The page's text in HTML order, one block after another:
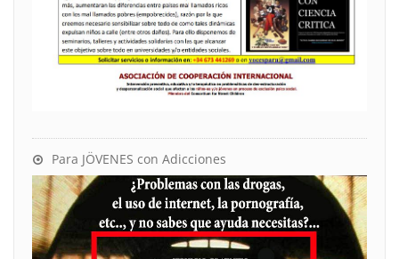
Para JÖVENES con Adicciones